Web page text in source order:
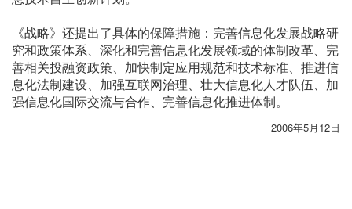
《战略》还提出了具体的保障措施：完善信息化发展战略研
究和政策体系、深化和完善信息化发展领域的体制改革、完
善相关投融资政策、加快制定应用规范和技术标准、推进信
息化法制建设、加强互联网治理、壮大信息化人才队伍、加
强信息化国际交流与合作、完善信息化推进体制。
2006年5月12日